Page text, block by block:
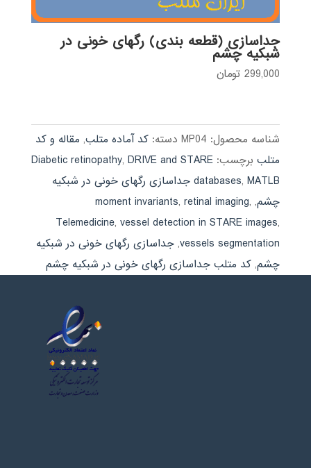
جداسازی (قطعه بندی) رگهای خونی در
شبکیه چشم
299,000 تومان
شناسه محصول: MP04 دسته: کد آماده متلب, مقاله و کد
متلب برچسب: Diabetic retinopathy,DRIVE and STARE
databases,
MATLB جداسازی رگهای خونی در شبکیه
چشم,
moment invariants,retinal imaging,
Telemedicine,vessel detection in STARE images,
vessels segmentation
, جداسازی رگهای خونی در شبکیه
چشم, کد متلب جداسازی رگهای خونی در شبکیه چشم